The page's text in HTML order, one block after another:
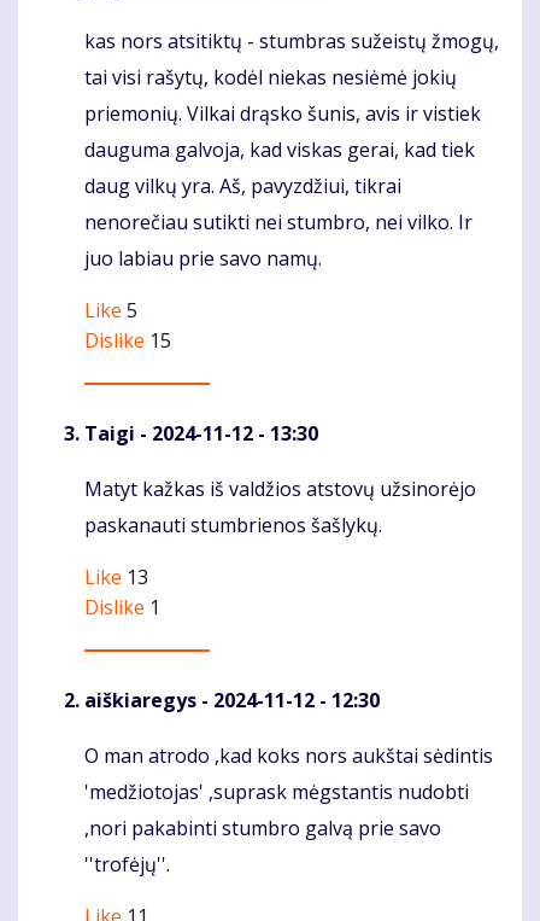
Komentaras
kas nors atsitiktų - stumbras sužeistų žmogų,
tai visi rašytų, kodėl niekas nesiėmė jokių
priemonių. Vilkai drąsko šunis, avis ir vistiek
dauguma galvoja, kad viskas gerai, kad tiek
daug vilkų yra. Aš, pavyzdžiui, tikrai
nenorečiau sutikti nei stumbro, nei vilko. Ir
juo labiau prie savo namų.
Like 5
Dislike 15
Taigi - 2024-11-12 - 13:30
Komentaras
Matyt kažkas iš valdžios atstovų užsinorėjo
paskanauti stumbrienos šašlykų.
Like 13
Dislike 1
aiškiaregys - 2024-11-12 - 12:30
Komentaras
O man atrodo ,kad koks nors aukštai sėdintis
'medžiotojas' ,suprask mėgstantis nudobti
,nori pakabinti stumbro galvą prie savo
''trofėjų''.